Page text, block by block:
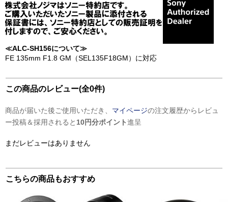
≪ALC-SH156について≫
FE 135mm F1.8 GM（SEL135F18GM）に対応
この商品のレビュー(全0件)
商品が届いた後ご使用いただき、 マイページの注文履歴からレビュ
ー投稿＆採用されると 10円分ポイント進呈
まだレビューはありません
こちらの商品もおすすめ